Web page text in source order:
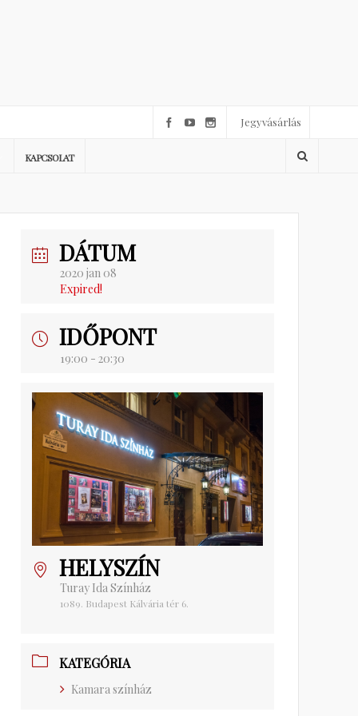
Jegyvásárlás
KAPCSOLAT
DÁTUM
2020 jan 08
Expired!
IDŐPONT
19:00 - 20:30
HELYSZÍN
Turay Ida Színház
1089. Budapest Kálvária tér 6.
KATEGÓRIA
Kamara színház